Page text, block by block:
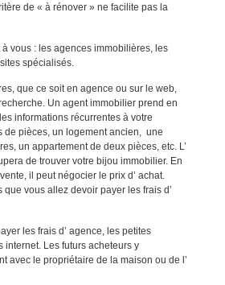
de « à rénover » ne facilite pas la
à vous : les agences immobilières, les
spécialisés.
que ce soit en agence ou sur le web,
Un agent immobilier prend en
informations récurrentes à votre
de pièces, un logement ancien, une
un appartement de deux pièces, etc. L’
de trouver votre bijou immobilier. En
il peut négocier le prix d’ achat.
que vous allez devoir payer les frais d’
les frais d’ agence, les petites
internet. Les futurs acheteurs y
avec le propriétaire de la maison ou de l’